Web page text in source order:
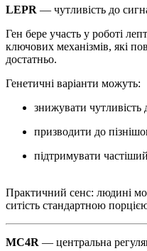
LEPR — чутливість до
Ген бере участь у роботі
ключових механізмів, які
достатньо.
Генетичні варіанти можуть:
знижувати чутливість
призводити до
підтримувати
Практичний сенс: людині
ситість стандартною
MC4R — центральна